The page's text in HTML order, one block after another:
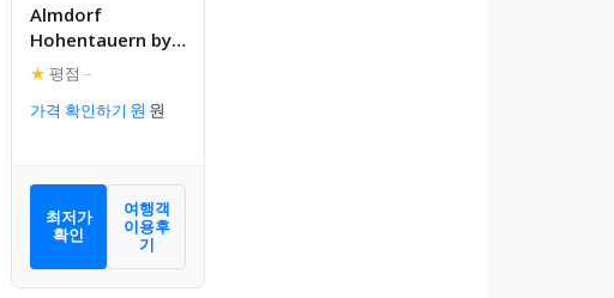
Almdorf
Hohentauern by
ALPS RESORTS
★ 평점 –
가격 확인하기
최저가
확인
여행객
이용후
기